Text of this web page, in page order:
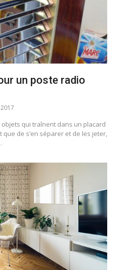
un poste radio
qui traînent dans un placard
de s’en séparer et de les jeter,